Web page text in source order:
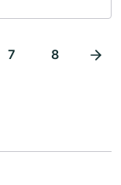
7 8